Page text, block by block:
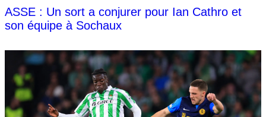
ASSE : Un sort a conjurer pour Ian Cathro et
son équipe à Sochaux